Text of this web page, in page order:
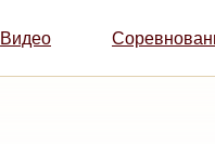
Видео